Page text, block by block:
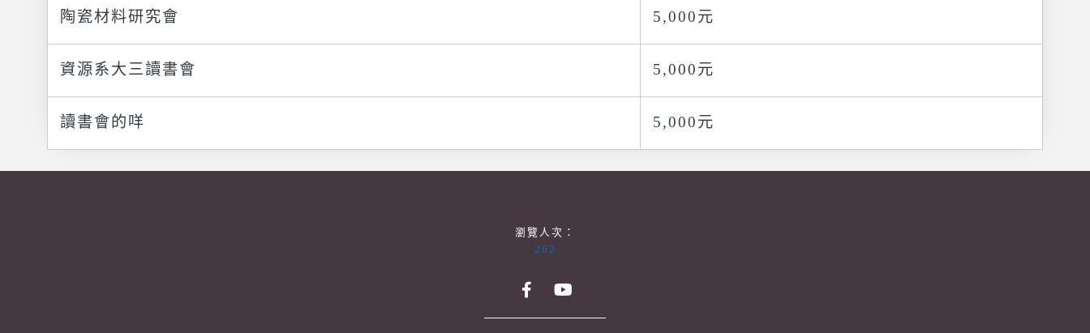
陶瓷材料研究會 5,000元
資源系大三讀書會 5,000元
讀書會的咩 5,000元
瀏覽人次：
262